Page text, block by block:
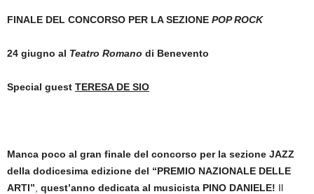
FINALE DEL CONCORSO PER LA SEZIONE POP ROCK
24 giugno al Teatro Romano di Benevento
Special guest TERESA DE SIO
Manca poco al gran finale del concorso per la sezione JAZZ
della dodicesima edizione del “PREMIO NAZIONALE DELLE
ARTI” quest’anno dedicata al musicista PINO DANIELE! Il